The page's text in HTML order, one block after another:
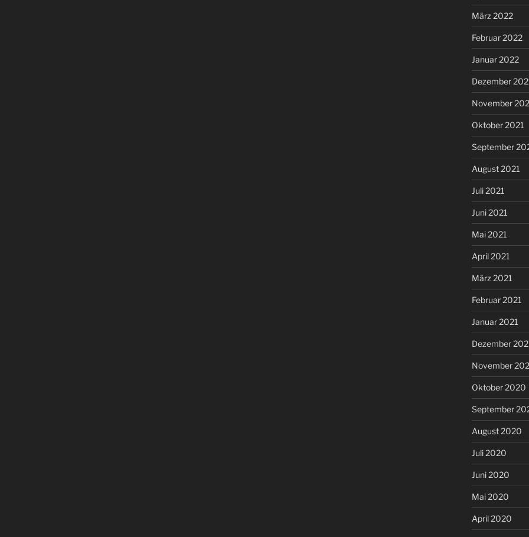
März 2022
Februar 2022
Januar 2022
Dezember
November
Oktober 2021
September
August 2021
Juli 2021
Juni 2021
Mai 2021
April 2021
März 2021
Februar 2021
Januar 2021
Dezember
November
Oktober 2020
September
August 2020
Juli 2020
Juni 2020
Mai 2020
April 2020